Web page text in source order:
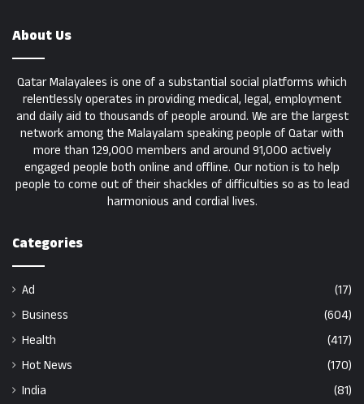
About Us
Qatar Malayalees is one of a substantial social platforms which
relentlessly operates in providing medical, legal, employment
and daily aid to thousands of people around. We are the largest
network among the Malayalam speaking people of Qatar with
more than 129,000 members and around 91,000 actively
engaged people both online and offline. Our notion is to help
people to come out of their shackles of difficulties so as to lead
harmonious and cordial lives.
Categories
Ad
(17)
Business
(604)
Health
(417)
Hot News
(170)
India
(81)